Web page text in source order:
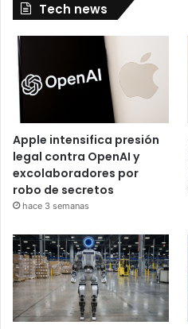
Tech news
Apple intensifica presión
legal contra OpenAI y
excolaboradores por
robo de secretos
hace 3 semanas